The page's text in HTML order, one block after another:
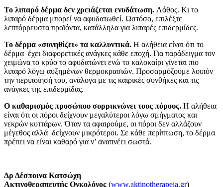
Το λιπαρό δέρμα δεν χρειάζεται ενυδάτωση. Λάθος. Κι το
λιπαρό δέρμα μπορεί να αφυδατωθεί. Ωστόσο, επιλέξτε
λεπτόρρευστα προϊόντα, κατάλληλα για λιπαρές επιδερμίδες.
Το δέρμα «συνηθίζει» τα καλλυντικά. Η αλήθεια είναι ότι το
δέρμα έχει διαφορετικές ανάγκες κάθε εποχή. Για παράδειγμα τον
χειμώνα το κρύο το αφυδατώνει ενώ το καλοκαίρι γίνεται πιο
λιπαρό λόγω αυξημένων θερμοκρασιών. Προσαρμόζουμε λοιπόν
την περιποίησή του, ανάλογα με τις καιρικές συνθήκες και τις
ανάγκες της επιδερμίδας.
Ο καθαρισμός προσώπου συρρικνώνει τους πόρους. Η αλήθεια
είναι ότι οι πόροι δείχνουν μεγαλύτεροι λόγω σμήγματος και
νεκρών κυττάρων. Όταν τα αφαιρούμε, οι πόροι δεν αλλάζουν
μέγεθος αλλά δείχνουν μικρότεροι. Σε κάθε περίπτωση, το δέρμα
πρέπει να είναι καθαρό για ν’ αναπνέει σωστά.
Δρ Δέσποινα Κατσώχη
Ακτινοθεραπευτής Ογκoλόγος (www.aktinotherapeia.gr)